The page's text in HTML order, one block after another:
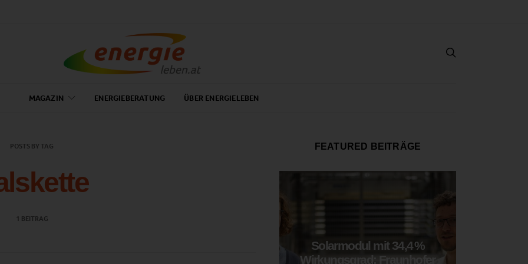
MAGAZIN ENERGIEBERATUNG ÜBER ENERGIELEBEN
POSTS BY TAG
1 BEITRAG
FEATURED BEITRÄGE
Solarmodul mit 34,4 %
Wirkungsgrad: Fraunhofer